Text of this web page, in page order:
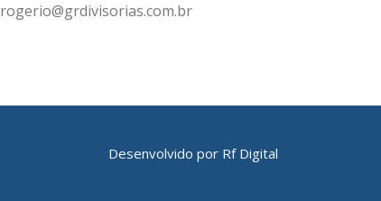
rogerio@grdivisorias.com.br
Desenvolvido por Rf Digital